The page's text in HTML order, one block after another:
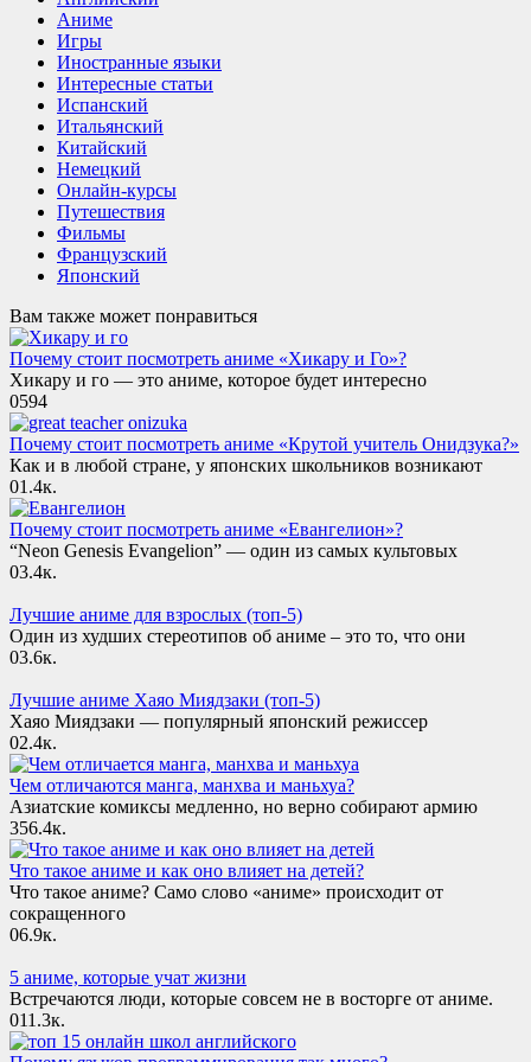
Аниме
Игры
Иностранные языки
Интересные статьи
Испанский
Итальянский
Китайский
Немецкий
Онлайн-курсы
Путешествия
Фильмы
Французский
Японский
Вам также может понравиться
Почему стоит посмотреть аниме «Хикару и Го»?
Хикару и го — это аниме, которое будет интересно
0594
Почему стоит посмотреть аниме «Крутой учитель Онидзука?»
Как и в любой стране, у японских школьников возникают
01.4к.
Почему стоит посмотреть аниме «Евангелион»?
“Neon Genesis Evangelion” — один из самых культовых
03.4к.
Лучшие аниме для взрослых (топ-5)
Один из худших стереотипов об аниме – это то, что они
03.6к.
Лучшие аниме Хаяо Миядзаки (топ-5)
Хаяо Миядзаки — популярный японский режиссер
02.4к.
Чем отличаются манга, манхва и маньхуа?
Азиатские комиксы медленно, но верно собирают армию
356.4к.
Что такое аниме и как оно влияет на детей?
Что такое аниме? Само слово «аниме» происходит от
сокращенного
06.9к.
5 аниме, которые учат жизни
Встречаются люди, которые совсем не в восторге от аниме.
011.3к.